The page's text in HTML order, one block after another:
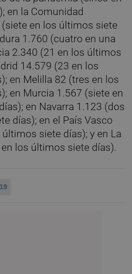
en la Comunidad
en los últimos siete
1.760 (cuatro en una
2.340 (21 en los últimos
14.579 (23 en los
en Melilla 82 (tres en los
en Murcia 1.567 (siete en
en Navarra 1.123 (dos
días); en el País Vasco
siete días); y en La
los últimos siete días).